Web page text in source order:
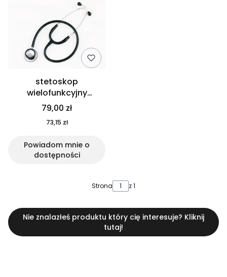
stetoskop
wielofunkcyjny
premium ts 1021
79,00 zł
73,15 zł
Powiadom mnie o
dostępności
Strona z 1
Nie znalazłeś produktu który cię interesuje? Kliknij
tutaj!